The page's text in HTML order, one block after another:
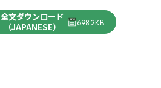
全文ダウンロード
（JAPANESE）
698.2KB